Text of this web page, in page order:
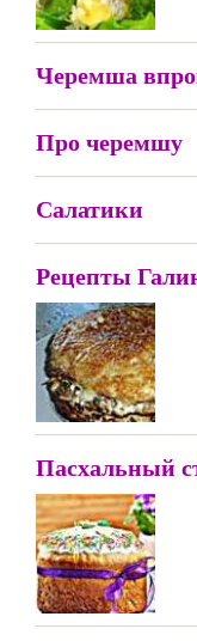
Черемша
Про черемшу
Салатики
Рецепты
Пасхальный